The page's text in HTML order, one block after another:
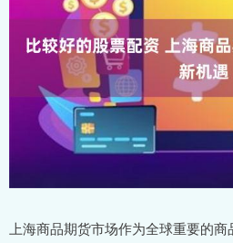
上海商品期货市场作为全球重要的